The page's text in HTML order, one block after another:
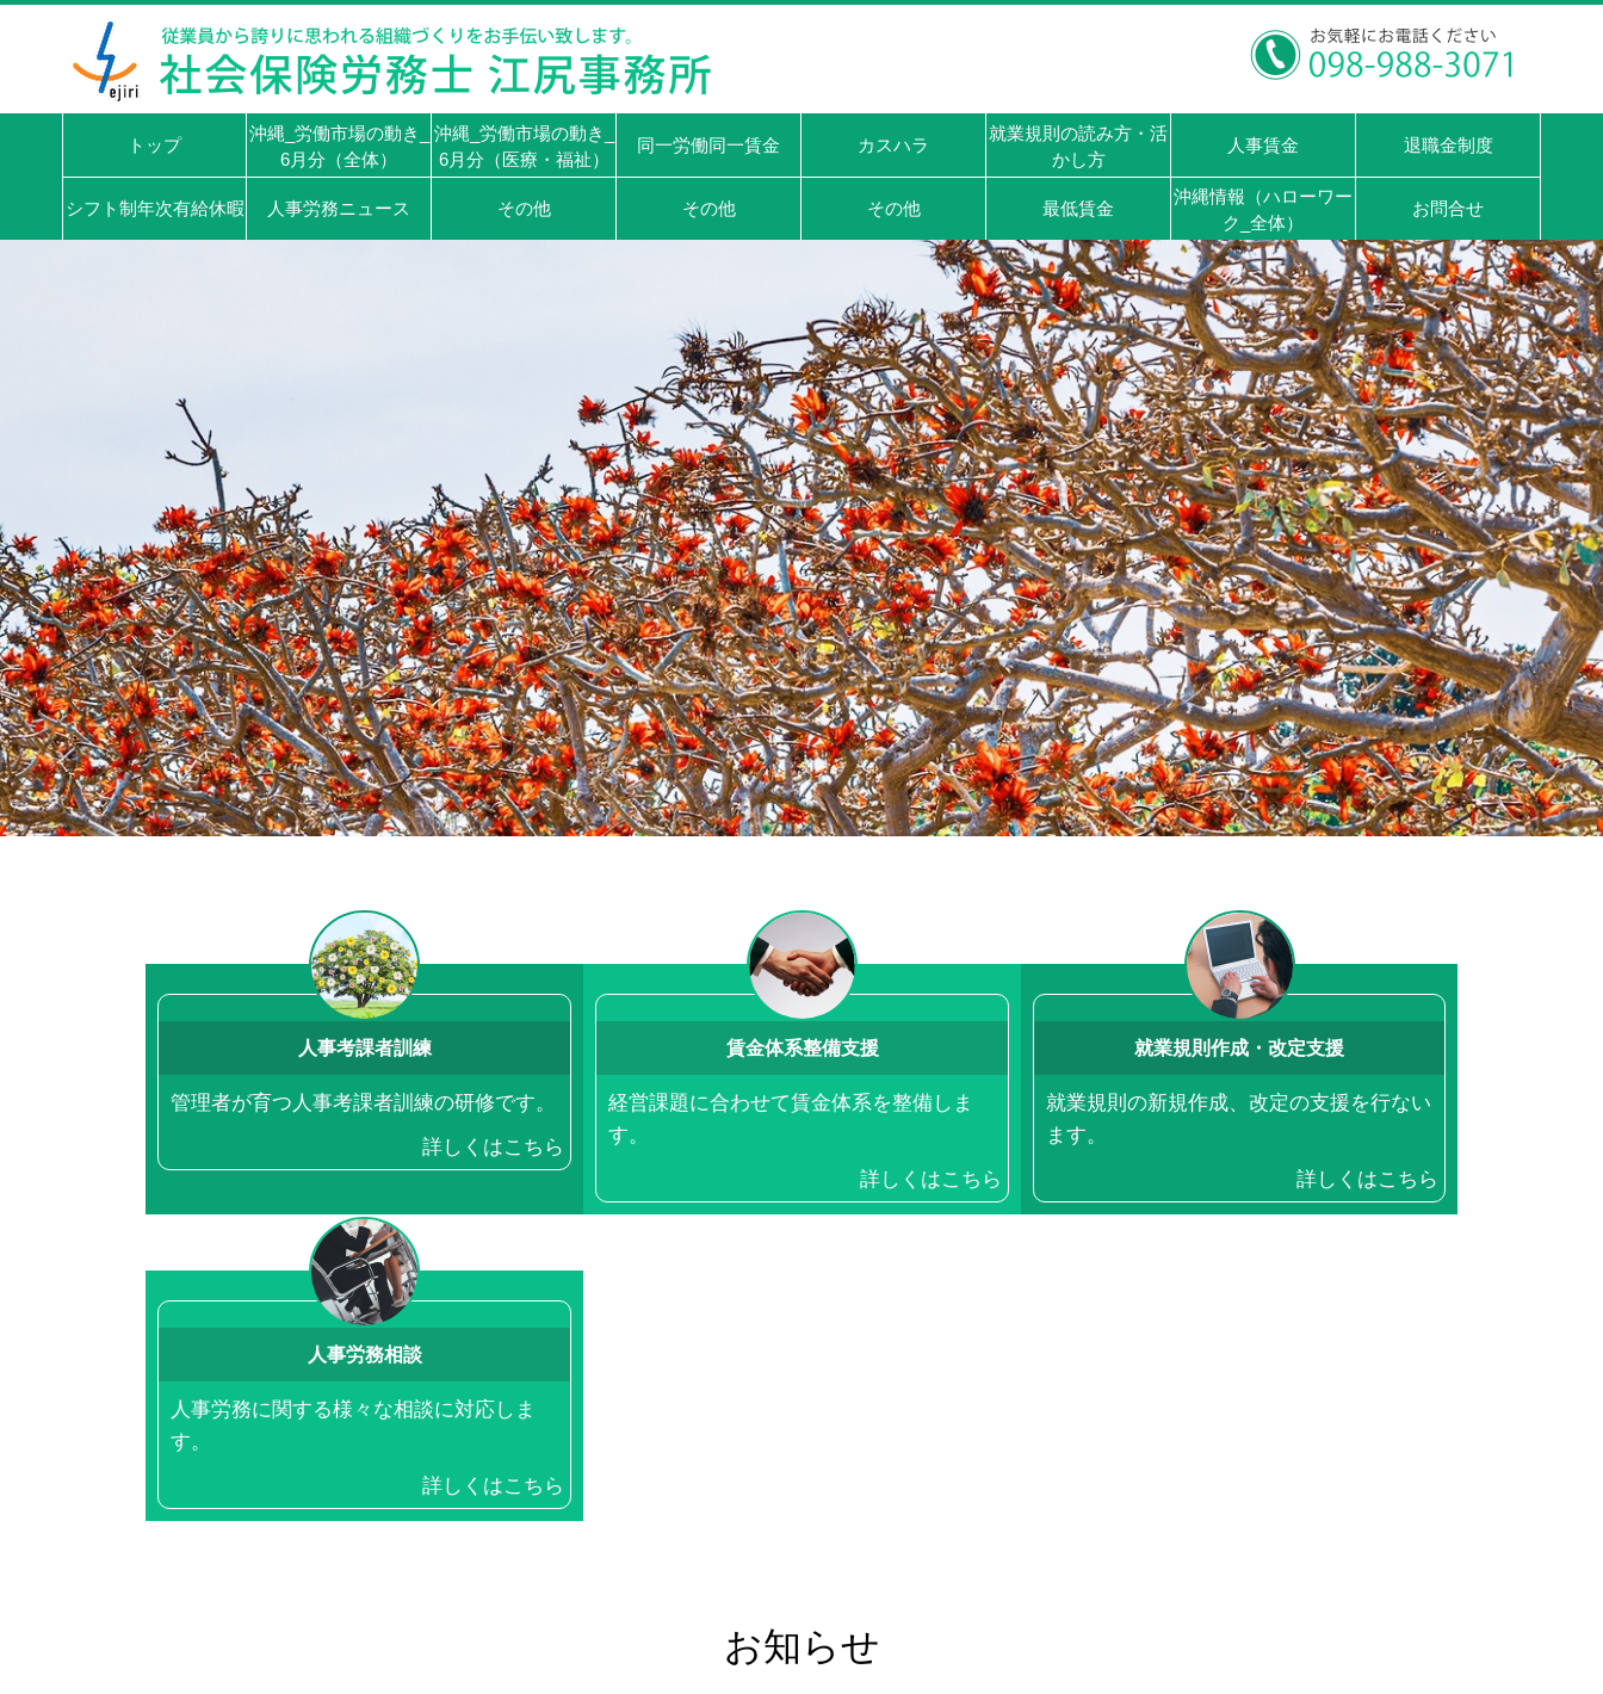
トップ
沖縄_労働市場の動き_
6月分（全体）
沖縄_労働市場の動き_
6月分（医療・福祉）
同一労働同一賃金 カスハラ
就業規則の読み方・活
かし方
人事賃金 退職金制度
シフト制年次有給休暇 人事労務ニュース その他 その他 その他 最低賃金
沖縄情報（ハローワー
ク_全体）
お問合せ
わたしたちは、従業員から
「この会社でよかった！」
と誇りを持たれる
組織づくりをお手伝いして
います。
人事考課者訓練
管理者が育つ人事考課者訓練の研修です。
詳しくはこちら
賃金体系整備支援
経営課題に合わせて賃金体系を整備しま
す。
詳しくはこちら
就業規則作成・改定支援
就業規則の新規作成、改定の支援を行ない
ます。
詳しくはこちら
人事労務相談
人事労務に関する様々な相談に対応しま
す。
詳しくはこちら
お知らせ